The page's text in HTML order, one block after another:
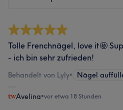
Tolle Frenchnägel, love it🤩
- ich bin sehr zufrieden!
Behandelt von Lyly• Nägel
Avelina•vor etwa 18 Stunden